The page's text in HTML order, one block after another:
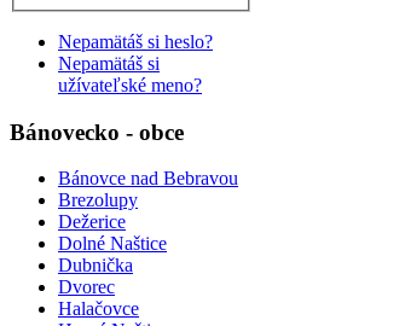
Nepamätáš si heslo?
Nepamätáš si
užívateľské meno?
Bánovecko - obce
Bánovce nad Bebravou
Brezolupy
Dežerice
Dolné Naštice
Dubnička
Dvorec
Halačovce